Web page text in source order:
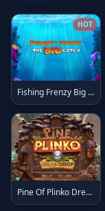
HOT
Fishing Frenzy Big Catch
Pine Of Plinko Dream Drop